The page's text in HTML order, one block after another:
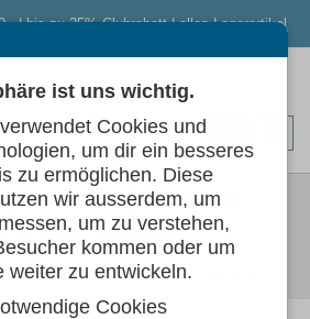
| bis zu 25% Clubrabatt | alles Lagerartikel
MINI-SNACKS
WÜRFEL
Hundeleckerlis Kauartikel
ist uns wichtig.
Cookies und
um dir ein besseres
zu ermöglichen. Diese
wir ausserdem, um
um zu verstehen,
kommen oder um
weiter zu entwickeln.
Cookies